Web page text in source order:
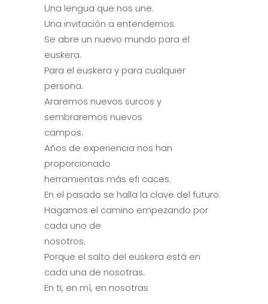
Una lengua que nos une.
Una invitación a entendernos.
Se abre un nuevo mundo para el
euskera.
Para el euskera y para cualquier
persona.
Araremos nuevos surcos y
sembraremos nuevos
campos.
Años de experiencia nos han
proporcionado
herramientas más efi caces.
En el pasado se halla la clave del futuro.
Hagamos el camino empezando por
cada uno de
nosotros.
Porque el salto del euskera está en
cada una de nosotras.
En ti, en mí, en nosotras